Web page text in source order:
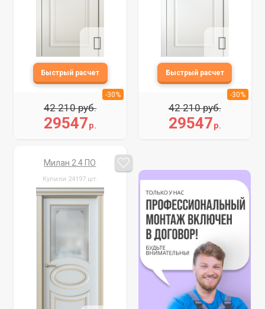
29547р.
42 210 руб.
-30%
29547р.
42 210 руб.
-30%
Милан 2.4 ПО
Купили 24197 шт.